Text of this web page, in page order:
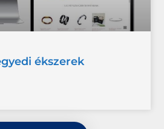
ékszerek